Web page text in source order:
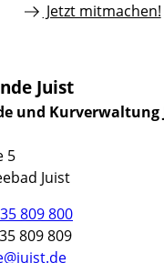
Jetzt mitmachen!
Juist
und Kurverwaltung
5
Juist
809 800
809 809